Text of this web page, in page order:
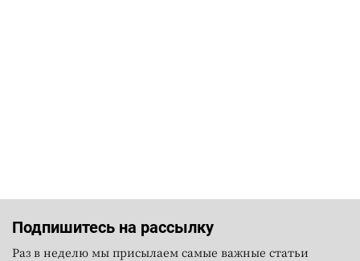
Подпишитесь на рассылку
Раз в неделю мы присылаем самые важные статьи